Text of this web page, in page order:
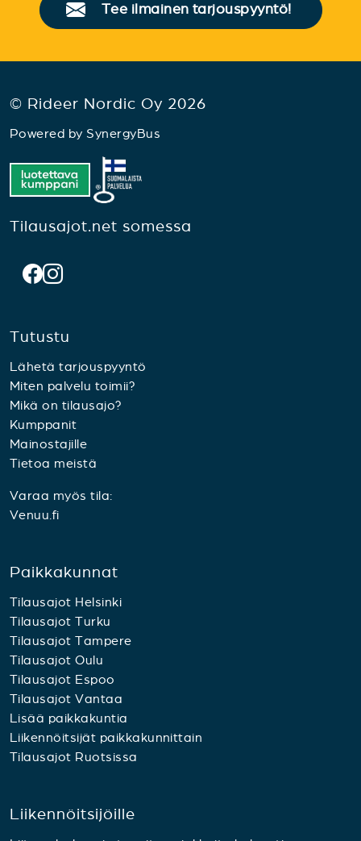
Tee ilmainen tarjouspyyntö!
© Rideer Nordic Oy 2026
Powered by SynergyBus
Tilausajot.net somessa
Tutustu
Lähetä tarjouspyyntö
Miten palvelu toimii?
Mikä on tilausajo?
Kumppanit
Mainostajille
Tietoa meistä
Varaa myös tila:
Venuu.fi
Paikkakunnat
Tilausajot Helsinki
Tilausajot Turku
Tilausajot Tampere
Tilausajot Oulu
Tilausajot Espoo
Tilausajot Vantaa
Lisää paikkakuntia
Liikennöitsijät paikkakunnittain
Tilausajot Ruotsissa
Liikennöitsijöille